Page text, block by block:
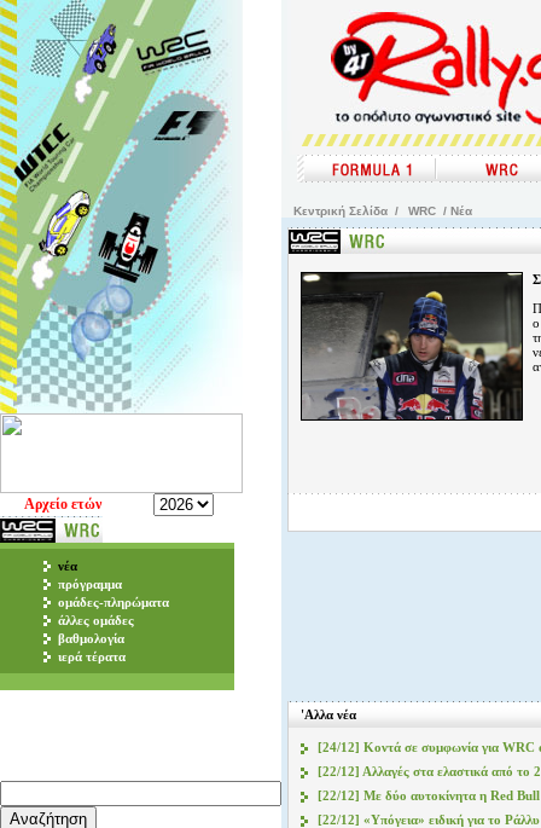
Aρχείο ετών
νέα
πρόγραμμα
ομάδες-πληρώματα
άλλες ομάδες
βαθμολογία
ιερά τέρατα
Kεντρική Σελίδα / WRC / Νέα
'Αλλα νέα
[24/12] Κοντά σε συμφωνία για
[22/12] Αλλαγές στα ελαστικά από το
[22/12] Με δύο αυτοκίνητα η Red
[22/12] «Υπόγεια» ειδική για το